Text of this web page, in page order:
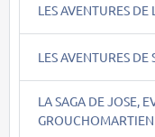
LES AVENTURES
LES AVENTURES DE
LA SAGA DE JOSE,